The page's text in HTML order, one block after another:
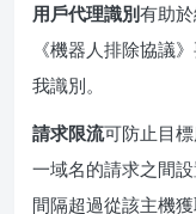
用戶代理識別有助
《機器人排除協議
我識別。
請求限流可防止目
一域名的請求之間
間隔超過從該主機